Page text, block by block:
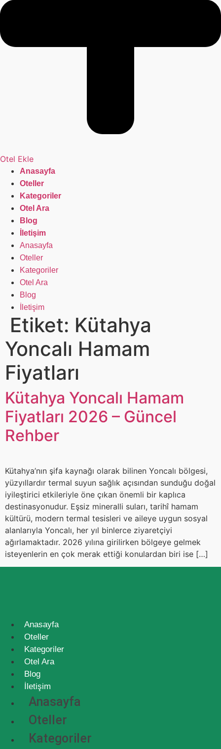
Otel Ekle
Anasayfa
Oteller
Kategoriler
Otel Ara
Blog
İletişim
Anasayfa
Oteller
Kategoriler
Otel Ara
Blog
İletişim
Etiket: Kütahya
Yoncalı Hamam
Fiyatları
Kütahya Yoncalı Hamam
Fiyatları 2026 – Güncel
Rehber
Kütahya’nın şifa kaynağı olarak bilinen Yoncalı bölgesi,
yüzyıllardır termal suyun sağlık açısından sunduğu doğal
iyileştirici etkileriyle öne çıkan önemli bir kaplıca
destinasyonudur. Eşsiz mineralli suları, tarihî hamam
kültürü, modern termal tesisleri ve aileye uygun sosyal
alanlarıyla Yoncalı, her yıl binlerce ziyaretçiyi
ağırlamaktadır. 2026 yılına girilirken bölgeye gelmek
isteyenlerin en çok merak ettiği konulardan biri ise […]
Anasayfa
Oteller
Kategoriler
Otel Ara
Blog
İletişim
Anasayfa
Oteller
Kategoriler